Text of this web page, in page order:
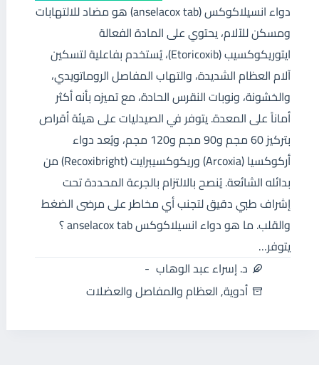
دواء انسيلاكوكس (anselacox tab) هو مضاد للالتهابات
ومسكن للآلام، يحتوي على المادة الفعالة
ايتوريكوكسيب (Etoricoxib)، يُستخدم بفاعلية لتسكين
آلام العظام الشديدة، والتهاب المفاصل الروماتويدي،
والخشونة، ونوبات النقرس الحادة، مع تميزه بأنه أكثر
أماناً على المعدة. يتوفر في الصيدليات على هيئة أقراص
بتركيز 60 مجم و90 مجم و120 مجم، ويُعد دواء
أركوكسيا (Arcoxia) وريكوكسيبرايت (Recoxibright) من
بدائله الشائعة. يُنصح بالالتزام بالجرعة المحددة تحت
إشراف طبي دقيق لتجنب أي مخاطر على مرضى الضغط
والقلب. ما هو دواء انسيلاكوكس anselacox tab ؟
يتوفر…
د. إسراء عبد الوهاب
أدوية,العظام والمفاصل والعضلات